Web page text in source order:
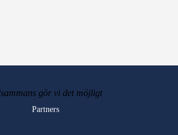
gör vi det möjligt
Partners